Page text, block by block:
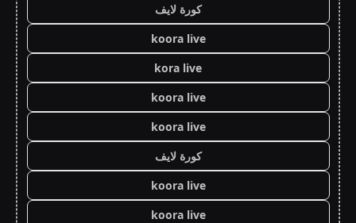
كورة لايف
koora live
kora live
koora live
koora live
كورة لايف
koora live
koora live